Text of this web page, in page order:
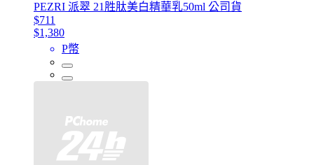
PEZRI 派翠 21胜肽美白精華乳50ml 公司貨
$711
$1,380
P幣